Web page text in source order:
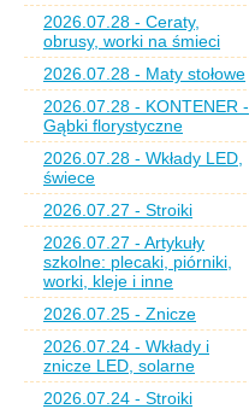
2026.07.28 - Ceraty,
obrusy, worki na śmieci
2026.07.28 - Maty stołowe
2026.07.28 - KONTENER -
Gąbki florystyczne
2026.07.28 - Wkłady LED,
świece
2026.07.27 - Stroiki
2026.07.27 - Artykuły
szkolne: plecaki, piórniki,
worki, kleje i inne
2026.07.25 - Znicze
2026.07.24 - Wkłady i
znicze LED, solarne
2026.07.24 - Stroiki